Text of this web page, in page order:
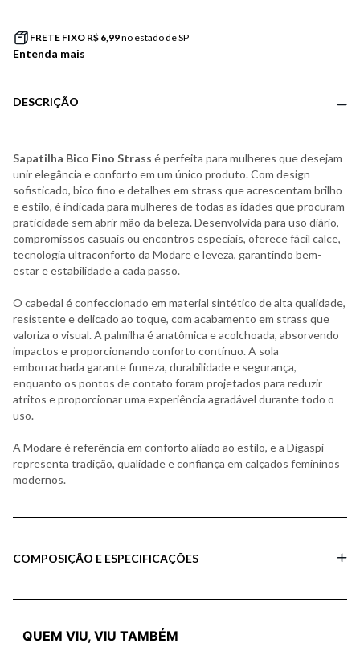
FRETE FIXO R$ 6,99no estado de SP
Entenda mais
DESCRIÇÃO
Sapatilha Bico Fino Strass é perfeita para mulheres que desejam
unir elegância e conforto em um único produto. Com design
sofisticado, bico fino e detalhes em strass que acrescentam brilho
e estilo, é indicada para mulheres de todas as idades que procuram
praticidade sem abrir mão da beleza. Desenvolvida para uso diário,
compromissos casuais ou encontros especiais, oferece fácil calce,
tecnologia ultraconforto da Modare e leveza, garantindo bem-
estar e estabilidade a cada passo.
O cabedal é confeccionado em material sintético de alta qualidade,
resistente e delicado ao toque, com acabamento em strass que
valoriza o visual. A palmilha é anatômica e acolchoada, absorvendo
impactos e proporcionando conforto contínuo. A sola
emborrachada garante firmeza, durabilidade e segurança,
enquanto os pontos de contato foram projetados para reduzir
atritos e proporcionar uma experiência agradável durante todo o
uso.
A Modare é referência em conforto aliado ao estilo, e a Digaspi
representa tradição, qualidade e confiança em calçados femininos
modernos.
COMPOSIÇÃO E ESPECIFICAÇÕES
QUEM VIU, VIU TAMBÉM